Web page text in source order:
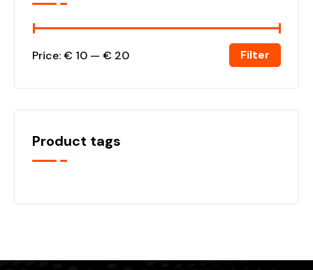
Filter
Price:€ 10 — € 20
Product tags